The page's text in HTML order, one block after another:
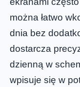
można łatwo
dnia bez
dostarcza
dzienną w
wpisuje się w